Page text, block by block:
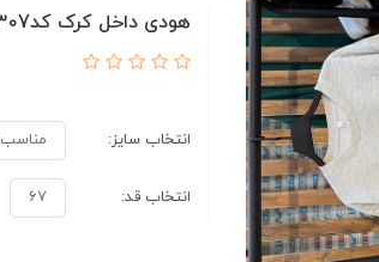
هودی داخل کرک کد۴۳۰7
انتخاب سایز: مناسب۳۶ الی۴۴
انتخاب قد: ۶۷